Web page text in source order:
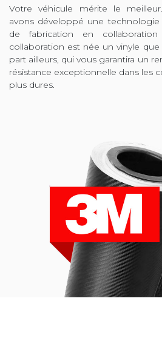
Votre véhicule mérite le
avons développé une technologie
de fabrication en
collaboration est née un vinyle
part ailleurs, qui vous garantira un
résistance exceptionnelle dans les
plus dures.